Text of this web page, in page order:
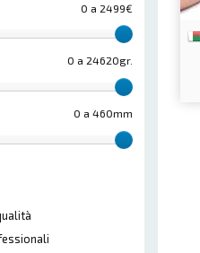
0 a 2499€
0 a 24620gr.
0 a 460mm